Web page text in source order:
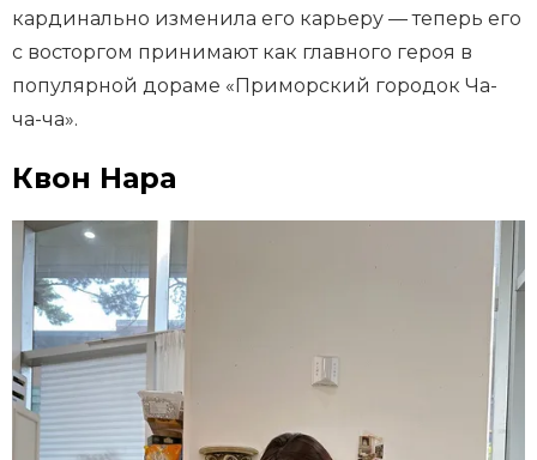
кардинально изменила его карьеру — теперь его
с восторгом принимают как главного героя в
популярной дораме «Приморский городок Ча-
ча-ча».
Квон Нара